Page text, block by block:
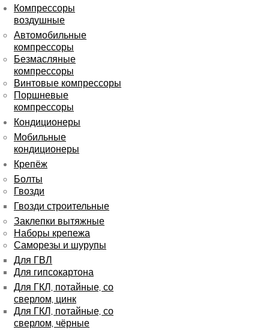
Компрессоры
воздушные
Автомобильные
компрессоры
Безмасляные
компрессоры
Винтовые компрессоры
Поршневые
компрессоры
Кондиционеры
Мобильные
кондиционеры
Крепёж
Болты
Гвозди
Гвозди строительные
Заклепки вытяжные
Наборы крепежа
Саморезы и шурупы
Для ГВЛ
Для гипсокартона
Для ГКЛ, потайные, со
сверлом, цинк
Для ГКЛ, потайные, со
сверлом, чёрные